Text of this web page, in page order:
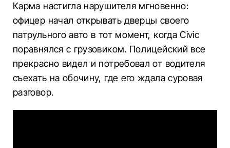
Карма настигла нарушителя мгновенно:
офицер начал открывать дверцы своего
патрульного авто в тот момент, когда Civic
поравнялся с грузовиком. Полицейский все
прекрасно видел и потребовал от водителя
съехать на обочину, где его ждала суровая
разговор.